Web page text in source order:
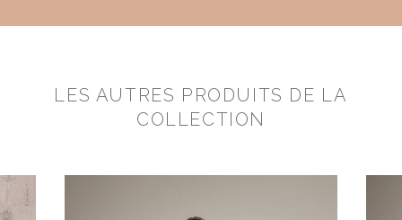
LES AUTRES PRODUITS DE LA
COLLECTION